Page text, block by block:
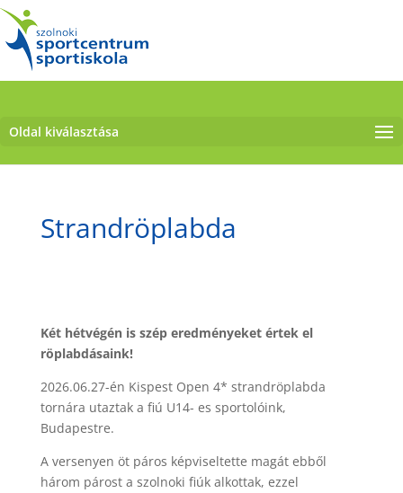
Oldal kiválasztása
Strandröplabda
Két hétvégén is szép eredményeket értek el
röplabdásaink!
2026.06.27-én Kispest Open 4* strandröplabda
tornára utaztak a fiú U14- es sportolóink,
Budapestre.
A versenyen öt páros képviseltette magát ebből
három párost a szolnoki fiúk alkottak, ezzel